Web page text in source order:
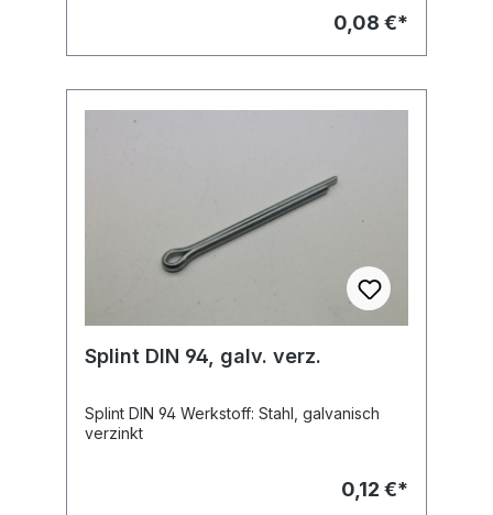
0,08 €*
Splint DIN 94, galv. verz.
Splint DIN 94 Werkstoff: Stahl, galvanisch
verzinkt
0,12 €*